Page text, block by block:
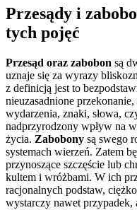
Przesądy i
tych pojęć
Przesąd oraz zabobon są
uznaje się za wyrazy
z definicją jest to
nieuzasadnione
wydarzenia, znaki, słowa,
nadprzyrodzony wpływ na
życia. Zabobony są swego
systemach wierzeń. Zatem
przynoszące szczęście lub
kultem i wróżbami. W ich
racjonalnych podstaw,
wystarczy nawet